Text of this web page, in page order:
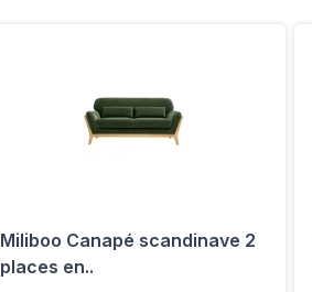
Miliboo Canapé scandinave 2
places en..